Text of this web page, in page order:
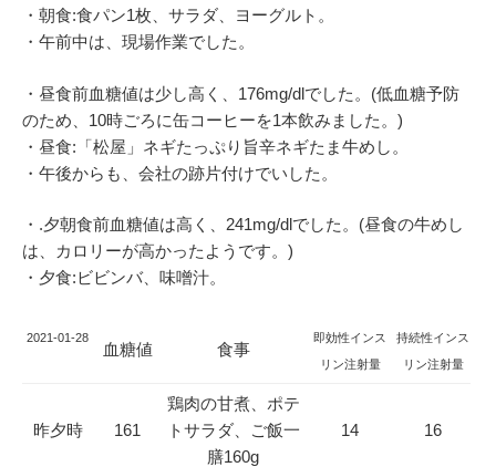
・朝食:食パン1枚、サラダ、ヨーグルト。
・午前中は、現場作業でした。
・昼食前血糖値は少し高く、176mg/dlでした。(低血糖予防
のため、10時ごろに缶コーヒーを1本飲みました。)
・昼食:「松屋」ネギたっぷり旨辛ネギたま牛めし。
・午後からも、会社の跡片付けでいした。
・.夕朝食前血糖値は高く、241mg/dlでした。(昼食の牛めし
は、カロリーが高かったようです。)
・夕食:ビビンバ、味噌汁。
2021-01-28
血糖値 食事
即効性インス
リン注射量
持続性インス
リン注射量
昨夕時 161
鶏肉の甘煮、ポテ
トサラダ、ご飯一
膳160g
14 16